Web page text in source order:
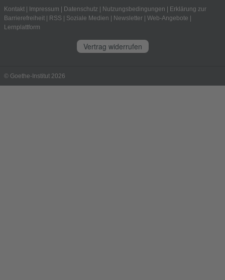
Kontakt | Impressum | Datenschutz | Nutzungsbedingungen | Erklärung zur
Barrierefreiheit | RSS | Soziale Medien | Newsletter | Web-Angebote |
Lernplattform
Vertrag widerrufen
© Goethe-Institut 2026